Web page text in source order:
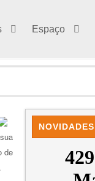
Espaço
de
NOVIDADES